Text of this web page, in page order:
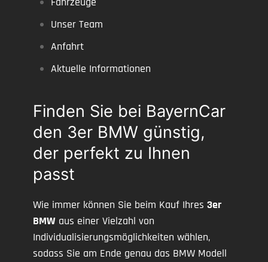
Unser Team
Anfahrt
Aktuelle Informationen
Finden Sie bei BayernCar
den 3er BMW günstig,
der perfekt zu Ihnen
passt
Wie immer können Sie beim Kauf Ihres 3er
BMW aus einer Vielzahl von
Individualisierungsmöglichkeiten wählen,
sodass Sie am Ende genau das BMW Modell